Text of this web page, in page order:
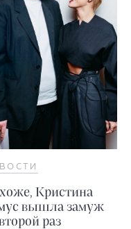
Кристина
вышла замуж
раз